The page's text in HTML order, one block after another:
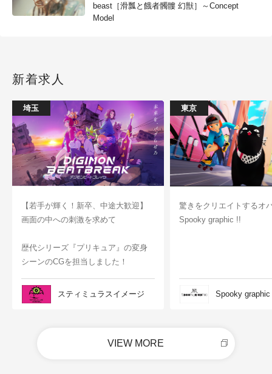
beast［滑瓢と餓者髑髏 幻獣］～Concept
Model
新着求人
埼玉
【若手が輝く！新卒、中途大歓迎】
画面の中への刺激を求めて
歴代シリーズ『プリキュア』の変身
シーンのCGを担当しました！
スティミュラスイメージ
東京
驚きをクリエイトするオ
Spooky graphic !!
Spooky graphic
VIEW MORE